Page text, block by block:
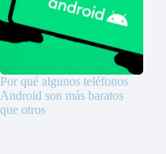
Por qué algunos teléfonos
Android son más baratos
que otros